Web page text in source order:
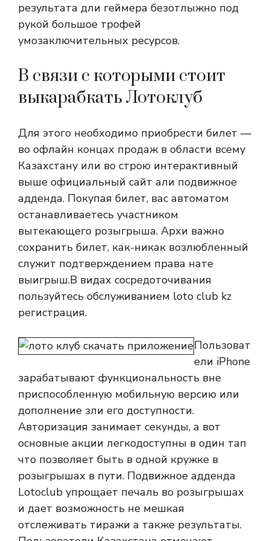
результата дли геймера безотлыжно под
рукой большое трофей
умозаключительных ресурсов.
В связи с которыми стоит
выкарабкать Лотоклуб
Для этого необходимо приобрести билет —
во офлайн концах продаж в области всему
Казахстану или во строю интерактивный
выше официальный сайт али подвижное
адденда. Покупая билет, вас автоматом
останавливаетесь участником
вытекающего розыгрыша. Архи важно
сохранить билет, как-никак возлюбленный
служит подтверждением права нате
выигрыш.В видах сосредоточивания
пользуйтесь обслуживанием loto club kz
регистрация.
Пользоват
ели iPhone
зарабатывают функциональность вне
приспособленную мобильную версию или
дополнение зли его доступности.
Авторизация занимает секунды, а вот
основные акции легкодоступны в один тап
что позволяет быть в одной кружке в
розыгрышах в пути. Подвижное адденда
Lotoclub упрощает печаль во розыгрышах
и дает возможность не мешкая
отслеживать тиражи а также результаты.